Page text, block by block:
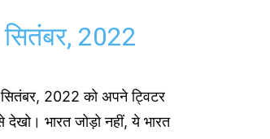
2022
सितंबर, 2022 को अपने ट्विटर
देखो। भारत जोड़ो नहीं, ये भारत